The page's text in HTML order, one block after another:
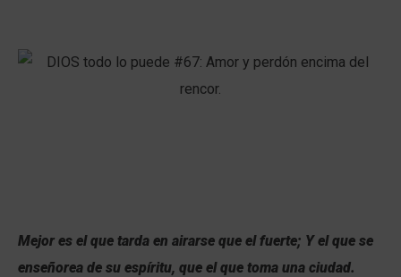
Mejor es el que tarda en airarse que el fuerte; Y el que se
enseñorea de su espíritu, que el que toma una ciudad.